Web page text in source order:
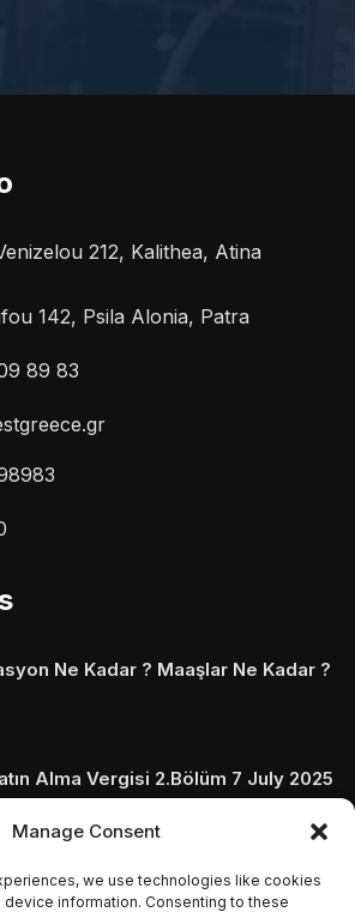
Manage Consent
we use technologies like cookies
information. Consenting to these
212, Kalithea, Atina
142, Psila Alonia, Patra
89 83
Ne Kadar ? Maaşlar Ne Kadar ?
Alma Vergisi 2.Bölüm 7 July 2025